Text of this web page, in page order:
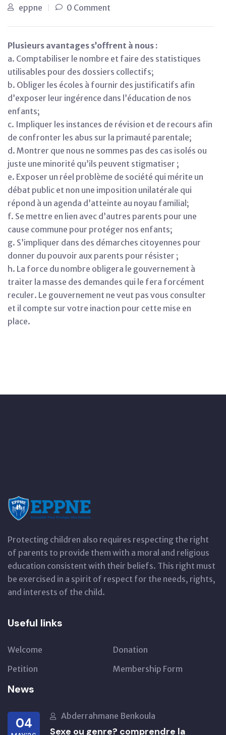
eppne 0 Comment
Plusieurs avantages s’offrent à nous :
a. Comptabiliser le nombre et faire des statistiques
utilisables pour des dossiers collectifs;
b. Obliger les écoles à fournir des justificatifs afin
d’exposer leur ingérence dans l’éducation de nos
enfants;
c. Impliquer les instances de révision et de recours afin
de confronter les abus sur la primauté parentale;
d. Montrer que nous ne sommes pas des cas isolés ou
juste une minorité qu’ils peuvent stigmatiser ;
e. Exposer un réel problème de société qui mérite un
débat public et non une imposition unilatérale qui
répond à un agenda d’atteinte au noyau familial;
f. Se mettre en lien avec d’autres parents pour une
cause commune pour protéger nos enfants;
g. S’impliquer dans des démarches citoyennes pour
donner du pouvoir aux parents pour résister ;
h. La force du nombre obligera le gouvernement à
traiter la masse des demandes qui le fera forcément
reculer. Le gouvernement ne veut pas vous consulter
et il compte sur votre inaction pour cette mise en
place.
Protecting children also requires respecting the right
of parents to provide them with a moral and religious
education consistent with their beliefs. This right must
be exercised in a spirit of respect for the needs, rights,
and interests of the child.
Useful links
Welcome
Donation
Petition
Membership Form
News
04 Abderrahmane Benkoula
Sexe ou genre? comprendre la